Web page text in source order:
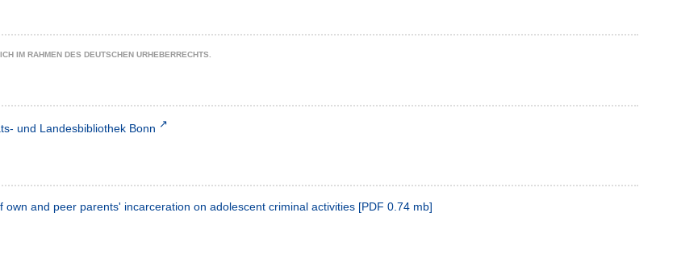
IM RAHMEN DES DEUTSCHEN URHEBERRECHTS.
und Landesbibliothek Bonn
own and peer parents' incarceration on adolescent criminal activities [PDF 0.74 mb]